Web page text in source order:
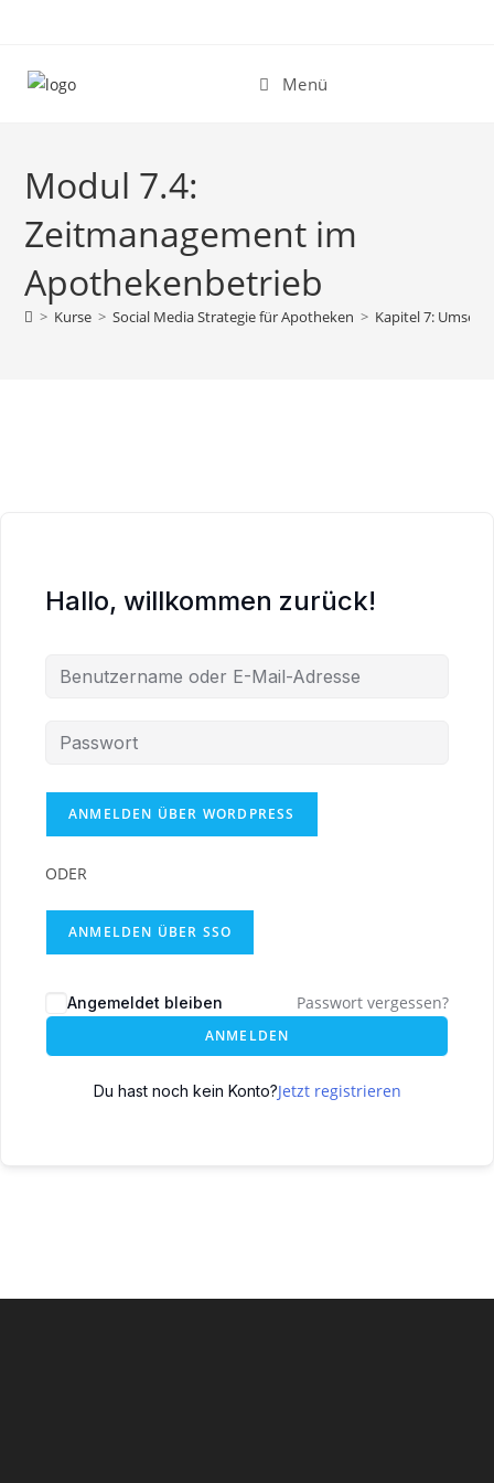
springen
Menü
Modul 7.4:
Zeitmanagement im
Apothekenbetrieb
> Kurse > Social Media Strategie für Apotheken > Kapitel 7:
Hallo, willkommen zurück!
ODER
ANMELDEN ÜBER SSO
Angemeldet bleiben Passwort vergessen?
ANMELDEN
Du hast noch kein Konto?Jetzt registrieren